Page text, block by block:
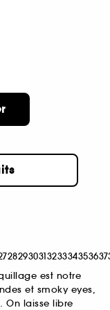
28293031323334353637
est notre
et smoky eyes,
On laisse libre